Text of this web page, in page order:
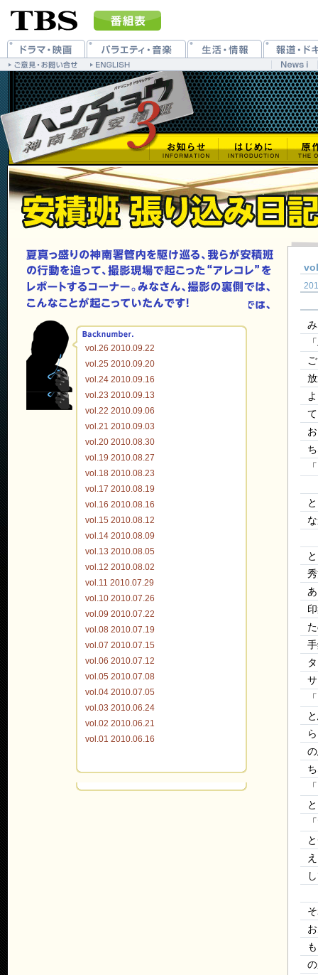
vol.26 2010.09.22
vol.25 2010.09.20
vol.24 2010.09.16
vol.23 2010.09.13
vol.22 2010.09.06
vol.21 2010.09.03
vol.20 2010.08.30
vol.19 2010.08.27
vol.18 2010.08.23
vol.17 2010.08.19
vol.16 2010.08.16
vol.15 2010.08.12
vol.14 2010.08.09
vol.13 2010.08.05
vol.12 2010.08.02
vol.11 2010.07.29
vol.10 2010.07.26
vol.09 2010.07.22
vol.08 2010.07.19
vol.07 2010.07.15
vol.06 2010.07.12
vol.05 2010.07.08
vol.04 2010.07.05
vol.03 2010.06.24
vol.02 2010.06.21
vol.01 2010.06.16